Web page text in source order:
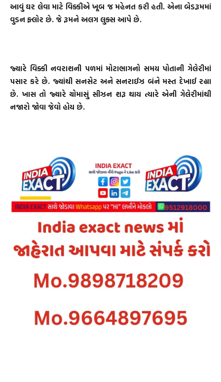
આવું ઘર લેવા માટે વિક્કીએ ખૂબ જ મહેનત કરી હતી. એના બેડરૂમમાં
વુડન ફ્લોર છે. જે રૂમને અલગ લુક્સ આપે છે.
જ્યારે વિક્કી નવરાશની પળમાં મોટાભાગનો સમય પોતાની ગેલેરીમાં
પસાર કરે છે. જ્યાંથી સનસેટ અને સનરાઈઝ બંને મસ્ત દેખાઈ રહ્યા
છે. ખાસ તો જ્યારે ચોમાસું સીઝન શરૂ થાય ત્યારે એની ગેલેરીમાંથી
નજારો જોવા જેવો હોય છે.